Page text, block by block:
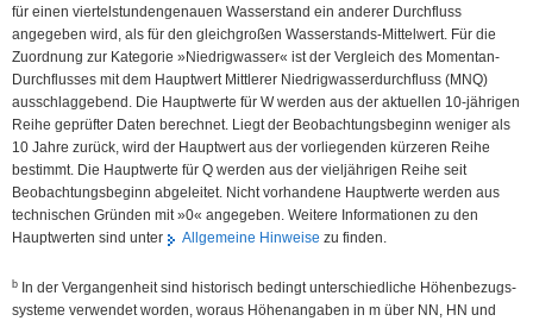
für einen viertelstundengenauen Wasserstand ein anderer Durchfluss
angegeben wird, als für den gleichgroßen Wasserstands-Mittelwert. Für die
Zuordnung zur Kategorie »Niedrigwasser« ist der Vergleich des Momentan-
Durchflusses mit dem Hauptwert Mittlerer Niedrig­wasser­durchfluss (MNQ)
ausschlaggebend. Die Hauptwerte für W werden aus der aktuellen 10-jährigen
Reihe geprüfter Daten berechnet. Liegt der Beobachtungsbeginn weniger als
10 Jahre zurück, wird der Hauptwert aus der vorliegenden kürzeren Reihe
bestimmt. Die Hauptwerte für Q werden aus der vieljährigen Reihe seit
Beobachtungsbeginn abgeleitet. Nicht vorhandene Hauptwerte werden aus
technischen Gründen mit »0« angegeben. Weitere Informationen zu den
Hauptwerten sind unter
Allgemeine Hinweise zu finden.
b In der Vergangenheit sind historisch bedingt unterschiedliche Höhen­bezugs­
systeme verwendet worden, woraus Höhen­angaben in m über NN, HN und